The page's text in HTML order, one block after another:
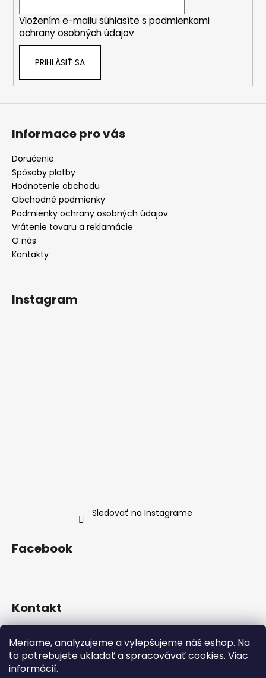
Meriame, analyzujeme a vylepšujeme náš eshop. Na
to potrebujete ukladať a spracovávať cookies. Viac
informácií.
Vložením e-mailu súhlasíte s podmienkami
ochrany osobných údajov
PRIHLÁSIŤ SA
Informace pro vás
Doručenie
Spôsoby platby
Hodnotenie obchodu
Obchodné podmienky
Podmienky ochrany osobných údajov
Vrátenie tovaru a reklamácie
O nás
Kontakty
Instagram
Sledovať na Instagrame
Facebook
Kontakt
+420 702 114 113
Neness Official SK
neness_czsk/